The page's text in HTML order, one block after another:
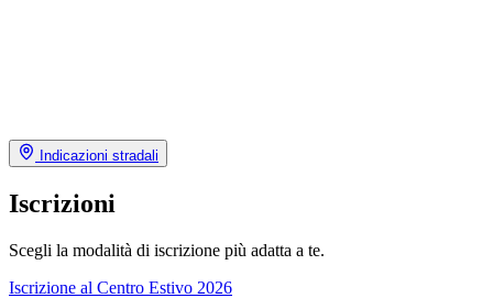
Indicazioni stradali
Iscrizioni
Scegli la modalità di iscrizione più adatta a te.
Iscrizione al Centro Estivo 2026